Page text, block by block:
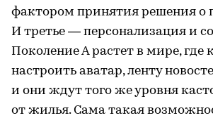
фактором принятия решения о
И третье — персонализация и
Поколение А растет в мире,
настроить аватар, ленту
и они ждут того же уровня
от жилья. Сама такая